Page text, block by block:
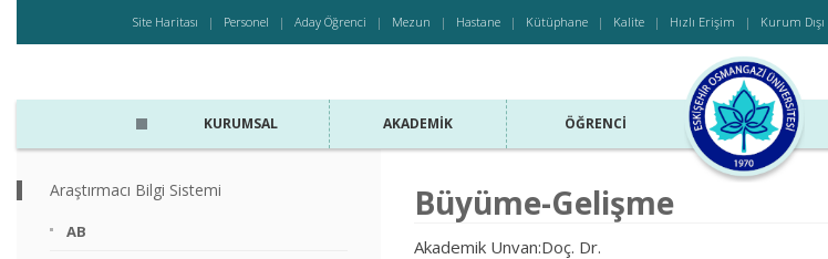
Site Haritası Personel Aday Öğrenci Mezun Hastane Kütüphane Kalite Hızlı Erişim Kurum
KURUMSAL AKADEMIK ÖĞRENCI
Büyüme-Gelişme
Akademik Unvan:Doç. Dr.
Araştırmacı Bilgi Sistemi
AB